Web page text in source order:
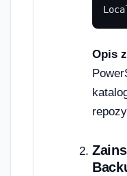
Opis